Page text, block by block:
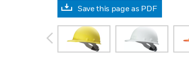
Save this page as PDF
prev